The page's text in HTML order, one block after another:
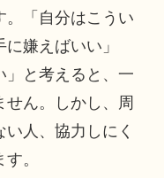
。「自分はこうい
嫌えばいい」
」と考えると、一
ん。しかし、周
人、協力しにく
。